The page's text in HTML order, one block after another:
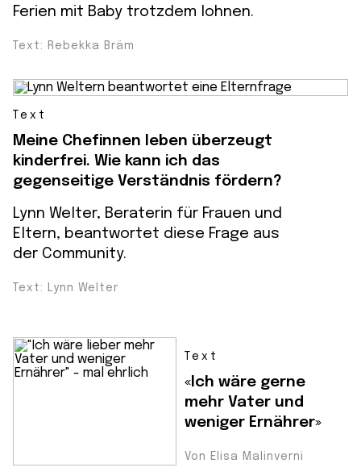
Ferien mit Baby trotzdem lohnen.
Text: Rebekka Bräm
Text
Meine Chefinnen leben überzeugt
kinderfrei. Wie kann ich das
gegenseitige Verständnis fördern?
Lynn Welter, Beraterin für Frauen und
Eltern, beantwortet diese Frage aus
der Community.
Text: Lynn Welter
Text
«Ich wäre gerne
mehr Vater und
weniger Ernährer»
Von Elisa Malinverni